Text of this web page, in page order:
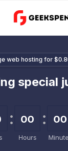
web hosting for
special
00
Hours
00